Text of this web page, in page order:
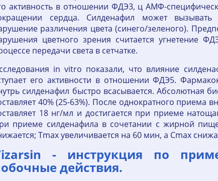
активность в отношении ФДЭ3, ц АМФ-
сердца. Силденафил может
различения цвета (синего/зеленого).
цветного зрения считается угнетение
передачи света в сетчатке.
in vitro показали, что влияние
его активности в отношении ФДЭ5.
силденафил быстро всасывается. Абсолютная
40% (25-63%). После однократного приема
18 нг/мл и достигается при приеме
приеме силденафила в сочетании с жирной
Тmax увеличивается на 60 мин, а Cmax
- инструкция по
действия.